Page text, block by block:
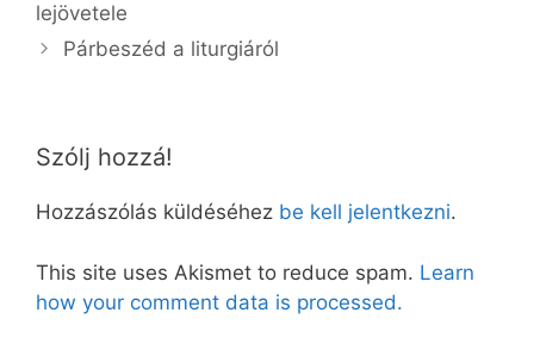
lejövetele
Párbeszéd a liturgiáról
Szólj hozzá!
Hozzászólás küldéséhez be kell jelentkezni.
This site uses Akismet to reduce spam. Learn
how your comment data is processed.